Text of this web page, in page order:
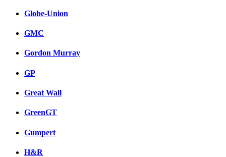
Globe-Union
GMC
Gordon Murray
GP
Great Wall
GreenGT
Gumpert
H&R